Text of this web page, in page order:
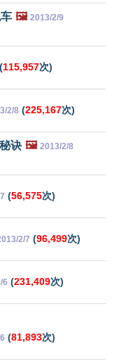
🖼️ 2013/2/9
(115,957次)
2/8 (225,167次)
诀 🖼️ 2013/2/8
(56,575次)
2/7 (96,499次)
6 (231,409次)
(81,893次)